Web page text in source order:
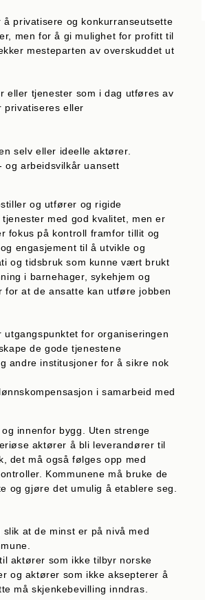
privatisere og konkurranseutsette
men for å gi mulighet for profitt til
mesteparten av overskuddet ut
eller tjenester som i dag utføres av
privatiseres eller
selv eller ideelle aktører.
og arbeidsvilkår uansett
og utfører og rigide
med god kvalitet, men er
fokus på kontroll framfor tillit og
engasjement til å utvikle og
og tidsbruk som kunne vært brukt
i barnehager, sykehjem og
at de ansatte kan utføre jobben
for organiseringen
de gode tjenestene
andre institusjoner for å sikre nok
i samarbeid med
innenfor bygg. Uten strenge
aktører å bli leverandører til
det må også følges opp med
Kommunene må bruke de
og gjøre det umulig å etablere seg.
at de minst er på nivå med
aktører som ikke tilbyr norske
og aktører som ikke aksepterer å
må skjenkebevilling inndras.